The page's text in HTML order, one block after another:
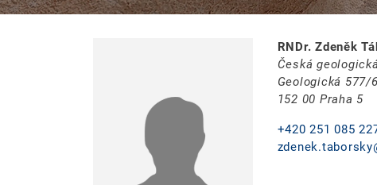
RNDr. Zdeněk
Česká
Geologická 577/6
152 00 Praha 5
+420 251 085